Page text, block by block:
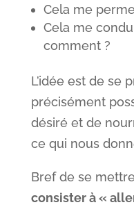
Cela me
Cela me
comment ?
L’idée est de se
précisément
désiré et de
ce qui nous
Bref de se
consister à «